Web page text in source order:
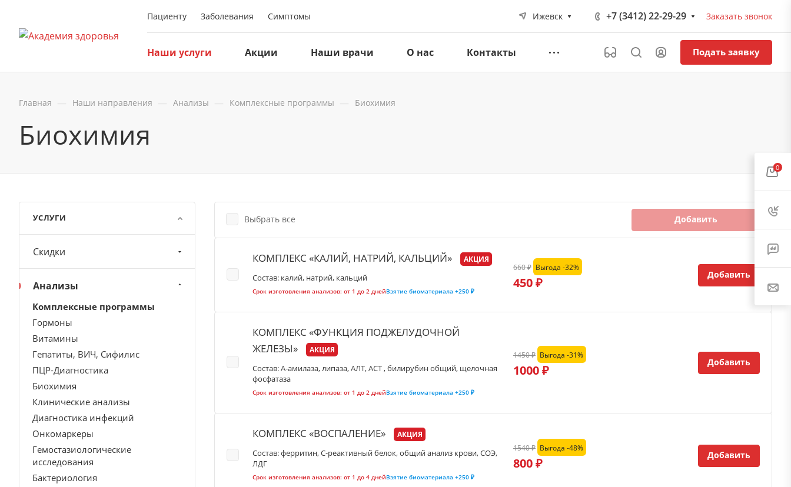
Пациенту Заболевания Симптомы Ижевск +7 (3412) 22-29-29 Заказать звонок
Наши услуги Акции Наши врачи О нас Контакты Подать заявку
Главная — Наши направления — Анализы — Комплексные программы — Биохимия
Биохимия
Выбрать все Добавить
КОМПЛЕКС «КАЛИЙ, НАТРИЙ, КАЛЬЦИЙ» АКЦИЯ
Состав: калий, натрий, кальций
Срок изготовления анализов: от 1 до 2 днейВзятие биоматериала +250 ₽
450 ₽
660 ₽ Выгода -32%
Добавить
КОМПЛЕКС «ФУНКЦИЯ ПОДЖЕЛУДОЧНОЙ
ЖЕЛЕЗЫ»
АКЦИЯ
Состав: А-амилаза, липаза, АЛТ, АСТ , билирубин общий, щелочная
фосфатаза
Срок изготовления анализов: от 1 до 2 днейВзятие биоматериала +250 ₽
1000 ₽
1450 ₽ Выгода -31%
Добавить
КОМПЛЕКС «ВОСПАЛЕНИЕ» АКЦИЯ
Состав: ферритин, С-реактивный белок, общий анализ крови, СОЭ,
ЛДГ
Срок изготовления анализов: от 1 до 4 днейВзятие биоматериала +250 ₽
800 ₽
1540 ₽ Выгода -48%
Добавить
УСЛУГИ
Скидки
Анализы
Комплексные программы
Гормоны
Витамины
Гепатиты, ВИЧ, Сифилис
ПЦР-Диагностика
Биохимия
Клинические анализы
Диагностика инфекций
Онкомаркеры
Гемостазиологические
исследования
Бактериология
0